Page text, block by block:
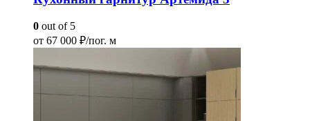
0 out of 5
от 67 000 ₽/пог. м